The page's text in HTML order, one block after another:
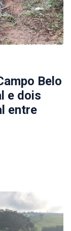
Belo
e dois
entre